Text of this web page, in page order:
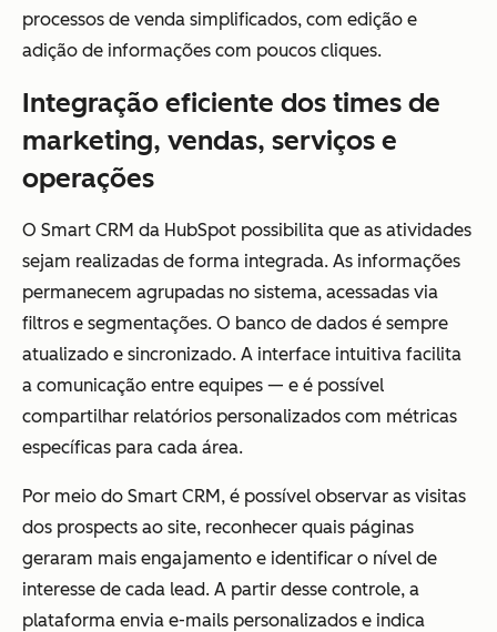
processos de venda simplificados, com edição e
adição de informações com poucos cliques.
Integração eficiente dos times de
marketing, vendas, serviços e
operações
O Smart CRM da HubSpot possibilita que as atividades
sejam realizadas de forma integrada. As informações
permanecem agrupadas no sistema, acessadas via
filtros e segmentações. O banco de dados é sempre
atualizado e sincronizado. A interface intuitiva facilita
a comunicação entre equipes — e é possível
compartilhar relatórios personalizados com métricas
específicas para cada área.
Por meio do Smart CRM, é possível observar as visitas
dos prospects ao site, reconhecer quais páginas
geraram mais engajamento e identificar o nível de
interesse de cada lead. A partir desse controle, a
plataforma envia e-mails personalizados e indica